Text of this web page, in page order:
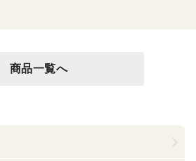
商品一覧へ